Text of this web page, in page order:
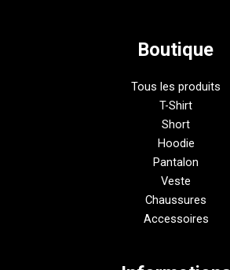
Boutique
Tous les produits
T-Shirt
Short
Hoodie
Pantalon
Veste
Chaussures
Accessoires